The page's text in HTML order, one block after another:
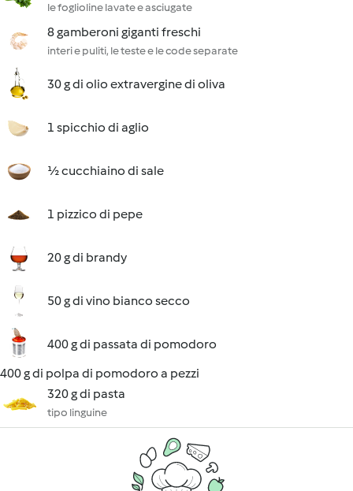
le foglioline lavate e asciugate
8 gamberoni giganti freschi
interi e puliti, le teste e le code separate
30 g di olio extravergine di oliva
1 spicchio di aglio
½ cucchiaino di sale
1 pizzico di pepe
20 g di brandy
50 g di vino bianco secco
400 g di passata di pomodoro
400 g di polpa di pomodoro a pezzi
320 g di pasta
tipo linguine